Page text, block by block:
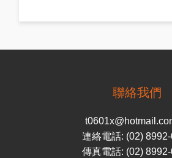
聯絡我們
連絡電話: (02)
傳真電話: (02)